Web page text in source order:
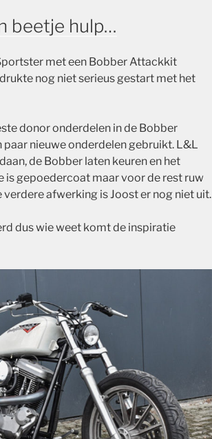
beetje hulp…
met een Bobber Attackkit
nog niet serieus gestart met het
donor onderdelen in de Bobber
nieuwe onderdelen gebruikt. L&L
de Bobber laten keuren en het
is gepoedercoat maar voor de rest ruw
afwerking is Joost er nog niet uit.
dus wie weet komt de inspiratie